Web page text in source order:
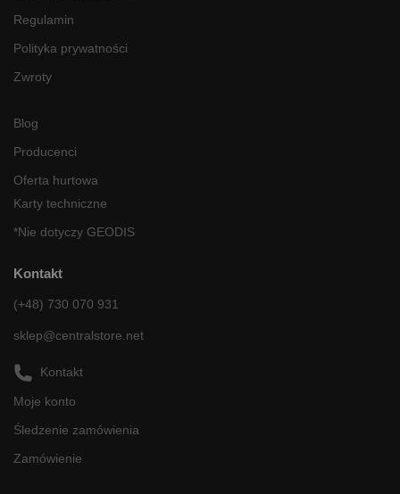
Regulamin
Polityka prywatności
Zwroty
Blog
Producenci
Oferta hurtowa
Karty techniczne
*Nie dotyczy GEODIS
Kontakt
(+48) 730 070 931
sklep@centralstore.net
Kontakt
Moje konto
Śledzenie zamówienia
Zamówienie